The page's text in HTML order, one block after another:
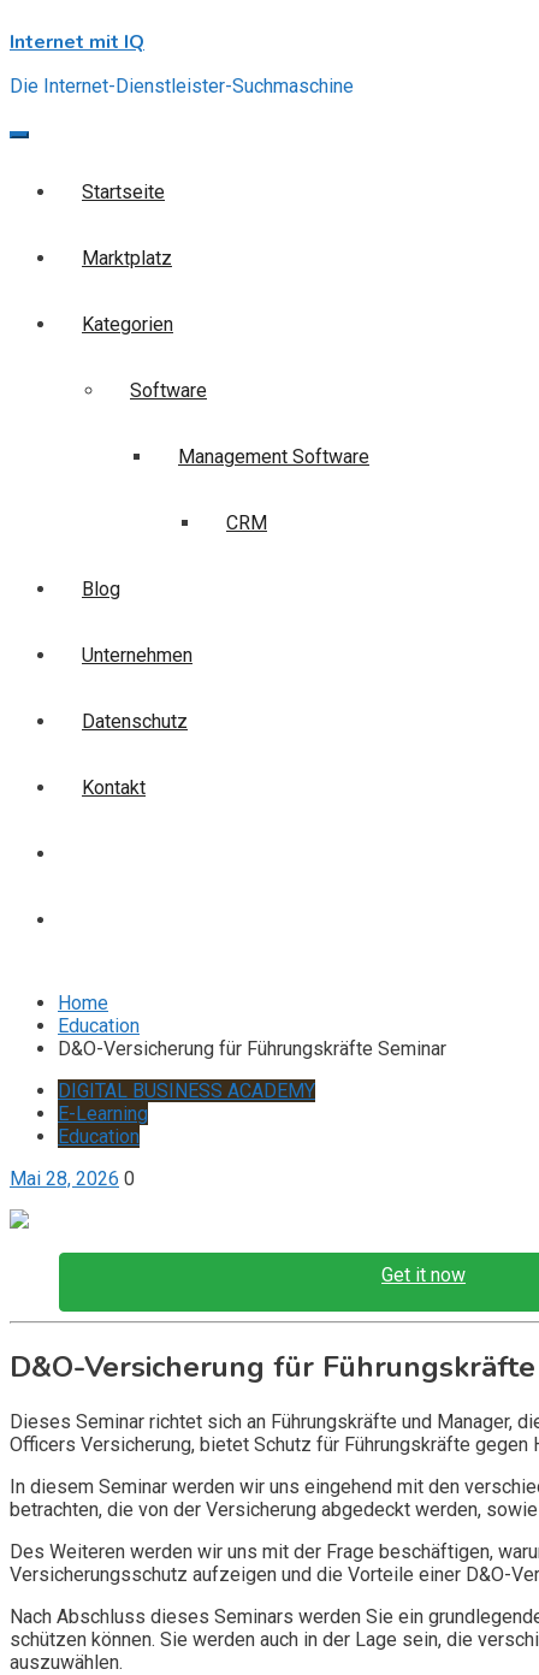
to
Internet mit IQ
Die Internet-Dienstleister-Suchmaschine
Startseite
Marktplatz
Kategorien
Software
Management Software
CRM
Blog
Unternehmen
Datenschutz
Kontakt
Home
Education
D&O-Versicherung für Führungskräfte Seminar
DIGITAL BUSINESS ACADEMY
E-Learning
Education
Mai 28, 2026 0
Get it now
D&O-Versicherung für
Dieses Seminar richtet sich an Führungskräfte und Manager,
Officers Versicherung, bietet Schutz für Führungskräfte
In diesem Seminar werden wir uns eingehend mit den
betrachten, die von der Versicherung abgedeckt werden,
Des Weiteren werden wir uns mit der Frage beschäftigen,
Versicherungsschutz aufzeigen und die Vorteile einer D&O-
Nach Abschluss dieses Seminars werden Sie ein
schützen können. Sie werden auch in der Lage sein, die
auszuwählen.